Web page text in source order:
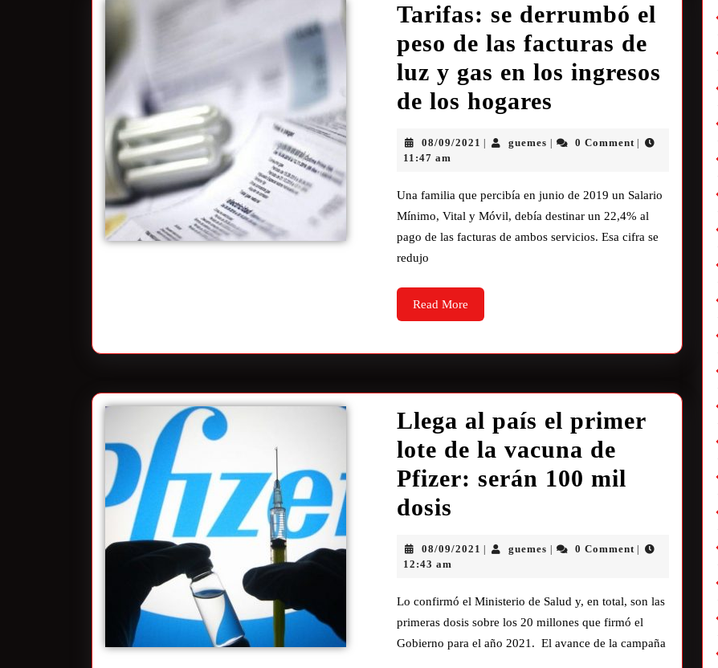
Tarifas: se derrumbó el
peso de las facturas de
luz y gas en los ingresos
de los hogares
08/09/2021 guemes 0 Comment
11:47 am
Una familia que percibía en junio de 2019 un Salario
Mínimo, Vital y Móvil, debía destinar un 22,4% al
pago de las facturas de ambos servicios. Esa cifra se
redujo
Read More
Llega al país el primer
lote de la vacuna de
Pfizer: serán 100 mil
dosis
08/09/2021 guemes 0 Comment
12:43 am
Lo confirmó el Ministerio de Salud y, en total, son las
primeras dosis sobre los 20 millones que firmó el
Gobierno para el año 2021. El avance de la campaña